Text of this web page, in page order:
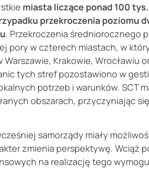
miasta liczące ponad 100
przekroczenia poziomu
. Przekroczenia średniorocznego
pory w czterech miastach, w
Krakowie, Wrocławiu
tych stref pozostawiono w
potrzeb i warunków. SCT
obszarach, przyczyniając
samorządy miały
zmienia perspektywę. Wciąż
na realizację tego